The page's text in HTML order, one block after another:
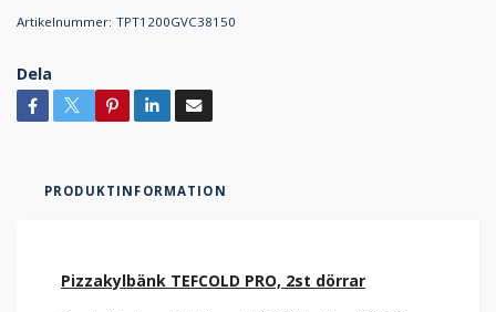
Artikelnummer: TPT1200GVC38150
Dela
PRODUKTINFORMATION
Pizzakylbänk TEFCOLD PRO, 2st dörrar